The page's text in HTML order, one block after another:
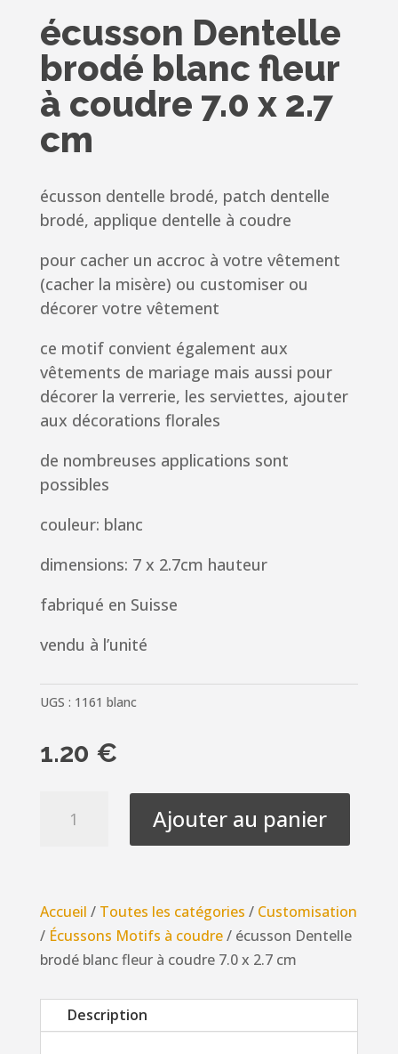
écusson Dentelle
brodé blanc fleur
à coudre 7.0 x 2.7
cm
écusson dentelle brodé, patch dentelle
brodé, applique dentelle à coudre
pour cacher un accroc à votre vêtement
(cacher la misère) ou customiser ou
décorer votre vêtement
ce motif convient également aux
vêtements de mariage mais aussi pour
décorer la verrerie, les serviettes, ajouter
aux décorations florales
de nombreuses applications sont
possibles
couleur: blanc
dimensions: 7 x 2.7cm hauteur
fabriqué en Suisse
vendu à l’unité
UGS : 1161 blanc
1.20 €
blanc
fleur
à
coudre
Ajouter au panier
Accueil / Toutes les catégories / Customisation
/ Écussons Motifs à coudre/ écusson Dentelle
brodé blanc fleur à coudre 7.0 x 2.7 cm
Description